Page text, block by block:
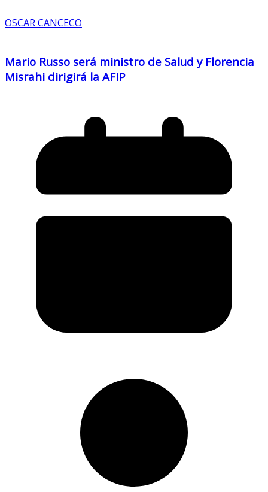
OSCAR CANCECO
Mario Russo será ministro de Salud y Florencia
Misrahi dirigirá la AFIP